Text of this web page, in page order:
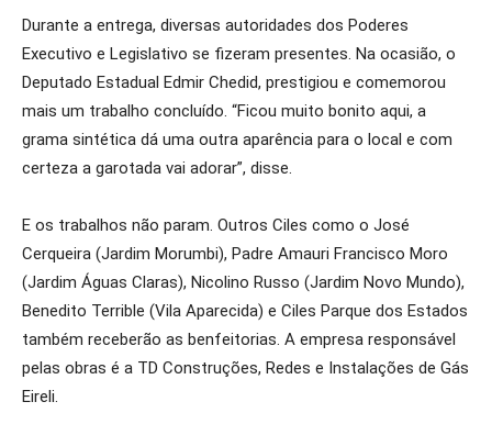
Durante a entrega, diversas autoridades dos Poderes
Executivo e Legislativo se fizeram presentes. Na ocasião, o
Deputado Estadual Edmir Chedid, prestigiou e comemorou
mais um trabalho concluído. “Ficou muito bonito aqui, a
grama sintética dá uma outra aparência para o local e com
certeza a garotada vai adorar”, disse.
E os trabalhos não param. Outros Ciles como o José
Cerqueira (Jardim Morumbi), Padre Amauri Francisco Moro
(Jardim Águas Claras), Nicolino Russo (Jardim Novo Mundo),
Benedito Terrible (Vila Aparecida) e Ciles Parque dos Estados
também receberão as benfeitorias. A empresa responsável
pelas obras é a TD Construções, Redes e Instalações de Gás
Eireli.